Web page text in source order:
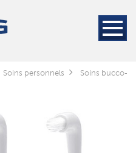
Soins personnels Soins bucco-